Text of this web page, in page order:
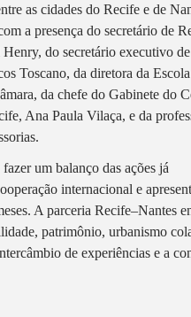
as cidades do Recife e de
a presença do secretário de
do secretário executivo de
Toscano, da diretora da Escola
da chefe do Gabinete do
Ana Paula Vilaça, e da
um balanço das ações já
internacional e
A parceria Recife–Nantes
patrimônio, urbanismo
de experiências e a